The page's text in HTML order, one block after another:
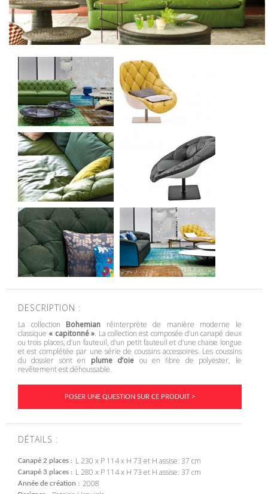
DESCRIPTION :
La collection Bohemian réinterprète de manière moderne le
classique « capitonné ». La collection est composée d’un canapé deux
ou trois places, d’un fauteuil, d’un petit fauteuil et d’une chaise longue
et est complétée par une série de coussins accessoires. Les coussins
du dossier sont en plume d’oie ou en fibre de polyester, le
revêtement est déhoussable.
POSER UNE QUESTION SUR CE PRODUIT >
DÉTAILS :
Canapé 2 places L 230 x P 114 x H 73 et H assise: 37 cm
Canapé 3 places L 280 x P 114 x H 73 et H assise: 37 cm
Année de création 2008